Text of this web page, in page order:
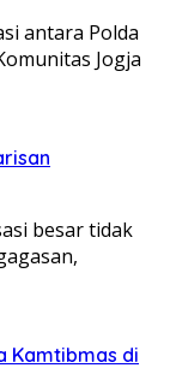
antara Polda
Jogja
besar tidak
Kamtibmas di